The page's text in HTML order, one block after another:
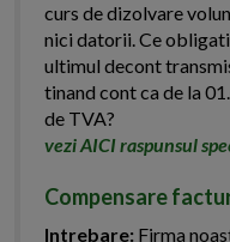
curs de dizolvare
nici datorii. Ce
ultimul decont
tinand cont ca de la
de TVA?
vezi AICI raspunsul
Compensare
Intrebare: Firma